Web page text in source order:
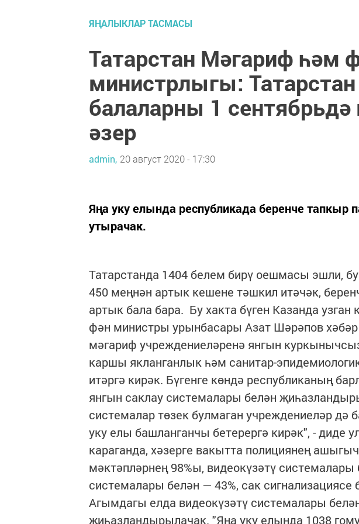
ЯҢАЛЫКЛАР ТАСМАСЫ
Татарстан Мәгариф һәм
министрлыгы:
балаларны 1 сентябрьдә
әзер
admin, 20 август 2020 - 17:30
Яңа уку елында республикада беренче тапкыр
утырачак.
Татарстанда 1404 белем бирү оешмасы эшли,
450 меңнән артык кешене тәшкил итәчәк,
артык бала бара. Бу хакта бүген Казанда
фән министры урынбасары Азат Шәрәпов хәбәр
мәгариф учреждениеләренә янгын
каршы якланганлык һәм санитар-
итәргә кирәк. Бүгенге көндә республиканың
янгын саклау системалары белән
системалар төзек булмаган учреждениеләр дә
уку елы башланганчы бетерергә кирәк", - диде
караганда, хәзерге вакытта полициянең
мәктәпләрнең 98%ы, видеокүзәтү системалары
системалары белән — 43%, сак сигнализациясе
Агымдагы елда видеокүзәтү системалары
җиһазландырылачак. "Яңа уку елында 1038